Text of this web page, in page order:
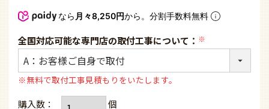
なら 月々8,250円から。分割手数料無料
全国対応可能な専門店の取付工事について：
(必
※無料で取付工事見積もりをいたします。